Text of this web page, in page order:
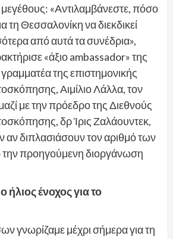
μεγέθους: «Αντιλαμβάνεστε, πόσο
τη Θεσσαλονίκη να διεκδικεί
από αυτά τα συνέδρια»,
«άξιο ambassador» της
της επιστημονικής
Αιμίλιο Λάλλα, τον
με την πρόεδρο της Διεθνούς
δρ Ίρις Ζαλάουντεκ,
διπλασιάσουν τον αριθμό των
προηγούμενη διοργάνωση
ήλιος ένοχος για το
γνωρίζαμε μέχρι σήμερα για τη